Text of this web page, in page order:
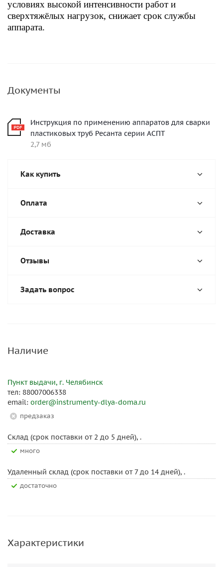
условиях высокой интенсивности работ и
сверхтяжёлых нагрузок, снижает срок службы
аппарата.
Документы
Инструкция по применению аппаратов для сварки
пластиковых труб Ресанта серии АСПТ
2,7 мб
Как купить
Оплата
Доставка
Отзывы
Задать вопрос
Наличие
Пункт выдачи, г. Челябинск
тел: 88007006338
email: order@instrumenty-dlya-doma.ru
Предзаказ
Склад (срок поставки от 2 до 5 дней), .
Много
Удаленный склад (срок поставки от 7 до 14 дней), .
Достаточно
Характеристики